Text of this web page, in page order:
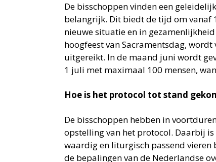
De bisschoppen vinden een
belangrijk. Dit biedt de tijd om vanaf
nieuwe situatie en in
hoogfeest van Sacramentsdag,
uitgereikt. In de maand juni wordt
1 juli met maximaal 100 mensen,
Hoe is het protocol tot stand
De bisschoppen hebben in
opstelling van het protocol. Daarbij is
waardig en liturgisch passend vieren
de bepalingen van de Nederlandse